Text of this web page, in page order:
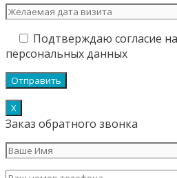
Подтверждаю согласие
персональных данных
Х
Заказ обратного звонка